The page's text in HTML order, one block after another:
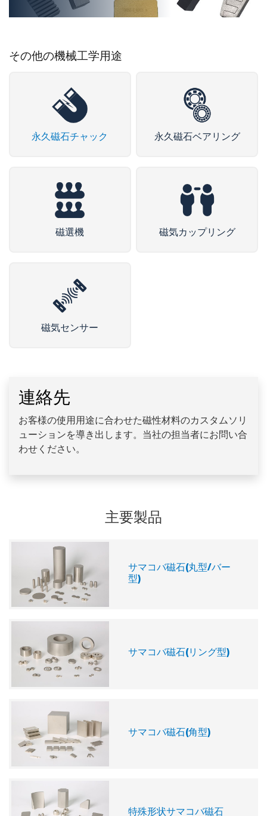
その他の機械工学用途
永久磁石チャック 永久磁石ベアリング
磁選機 磁気カップリング
磁気センサー
連絡先
お客様の使用用途に合わせた磁性材料のカスタムソリ
ューションを導き出します。当社の担当者にお問い合
わせください。
主要製品
サマコバ磁石(丸型/バー
型)
サマコバ磁石(リング型)
サマコバ磁石(角型)
特殊形状サマコバ磁石